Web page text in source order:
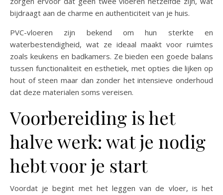
bijdraagt aan de charme en authenticiteit van je huis.
PVC-vloeren zijn bekend om hun sterkte en
waterbestendigheid, wat ze ideaal maakt voor ruimtes
zoals keukens en badkamers. Ze bieden een goede balans
tussen functionaliteit en esthetiek, met opties die lijken op
hout of steen maar dan zonder het intensieve onderhoud
dat deze materialen soms vereisen.
Voorbereiding is het
halve werk: wat je nodig
hebt voor je start
Voordat je begint met het leggen van de vloer, is het